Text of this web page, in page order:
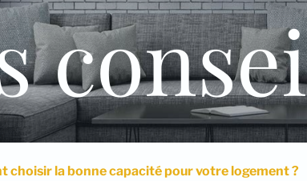
choisir la bonne capacité pour votre logement ?